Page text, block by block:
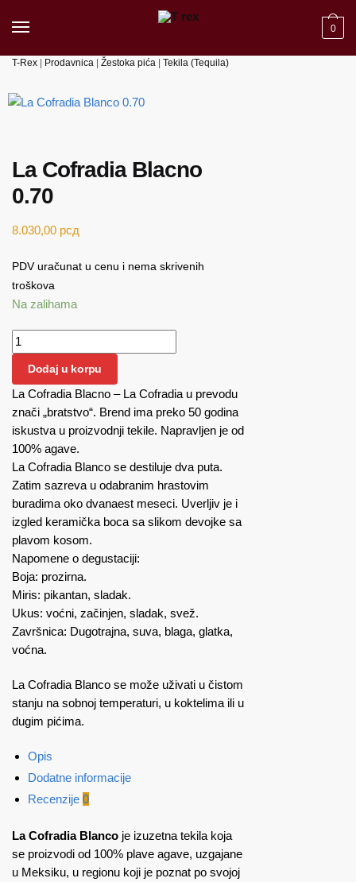
0
T-Rex Prodavnica Žestoka pića Tekila (Tequila)
La Cofradia Blacno
0.70
8.030,00 рсд
PDV uračunat u cenu i nema skrivenih
troškova
Na zalihama
La Cofradia Blacno 0.70 količina
Dodaj u korpu
La Cofradia Blacno – La Cofradia u prevodu
znači „bratstvo“. Brend ima preko 50 godina
iskustva u proizvodnji tekile. Napravljen je od
100% agave.
La Cofradia Blanco se destiluje dva puta.
Zatim sazreva u odabranim hrastovim
buradima oko dvanaest meseci. Uverljiv je i
izgled keramička boca sa slikom devojke sa
plavom kosom.
Napomene o degustaciji:
Boja: prozirna.
Miris: pikantan, sladak.
Ukus: voćni, začinjen, sladak, svež.
Završnica: Dugotrajna, suva, blaga, glatka,
voćna.
La Cofradia Blanco se može uživati u čistom
stanju na sobnoj temperaturi, u koktelima ili u
dugim pićima.
Opis
Dodatne informacije
Recenzije 0
La Cofradia Blanco je izuzetna tekila koja
se proizvodi od 100% plave agave, uzgajane
u Meksiku, u regionu koji je poznat po svojoj